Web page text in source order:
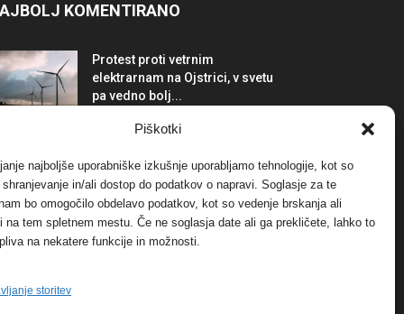
Piškotki
najboljše uporabniške izkušnje uporabljamo tehnologije, kot so
in/ali dostop do podatkov o napravi. Soglasje za te
bo omogočilo obdelavo podatkov, kot so vedenje brskanja ali
na tem spletnem mestu. Če ne soglasja date ali ga prekličete, lahko to
na nekatere funkcije in možnosti.
storitev
KOMENTIRANO
Protest proti vetrnim
elektrarnam na Ojstrici, v svetu
pa vedno bolj...
elektrarnam Verbund
Dogodki 29. januarja, 2018
FOTO: Razstava cvetličarskega